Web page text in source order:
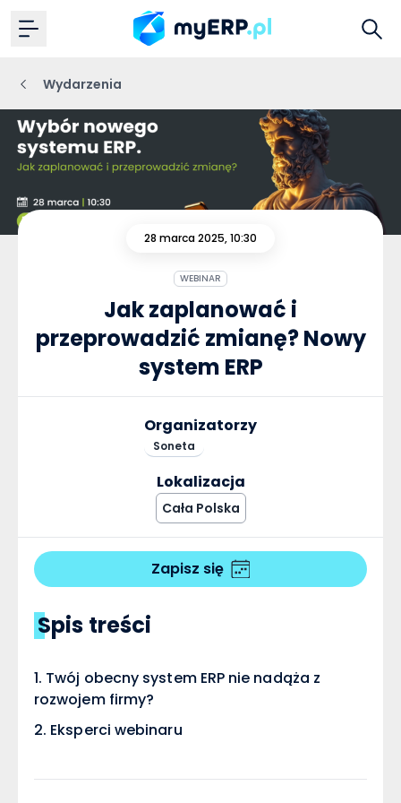
Wydarzenia
28 marca 2025, 10:30
WEBINAR
Jak zaplanować i
przeprowadzić zmianę? Nowy
system ERP
Organizatorzy
Soneta
Lokalizacja
Cała Polska
Zapisz się
Spis treści
Twój obecny system ERP nie nadąża z
rozwojem firmy?
Eksperci webinaru